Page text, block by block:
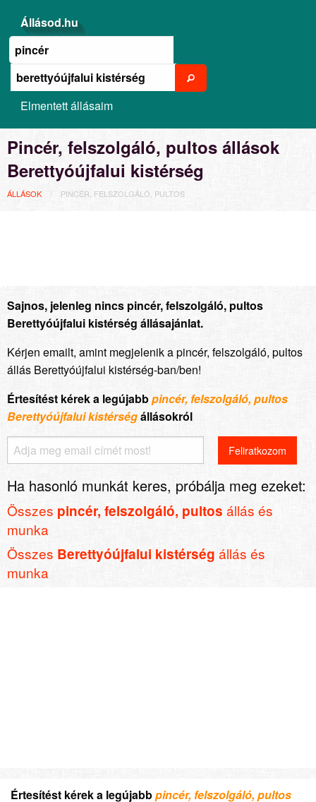
Állásod.hu
Elmentett állásaim
Pincér, felszolgáló, pultos állások
Berettyóújfalui kistérség
ÁLLÁSOK PINCÉR, FELSZOLGÁLÓ, PULTOS
Sajnos, jelenleg nincs pincér, felszolgáló, pultos
Berettyóújfalui kistérség állásajánlat.
Kérjen emailt, amint megjelenik a pincér, felszolgáló, pultos
állás Berettyóújfalui kistérség-ban/ben!
Értesítést kérek a legújabbpincér, felszolgáló, pultos
Berettyóújfalui kistérségállásokról
Ha hasonló munkát keres, próbálja meg ezeket:
Összes pincér, felszolgáló, pultos állás és
munka
Összes Berettyóújfalui kistérség állás és
munka
Értesítést kérek a legújabbpincér, felszolgáló, pultos